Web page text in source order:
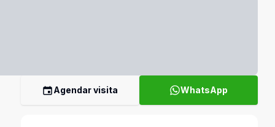
Agendar visita WhatsApp